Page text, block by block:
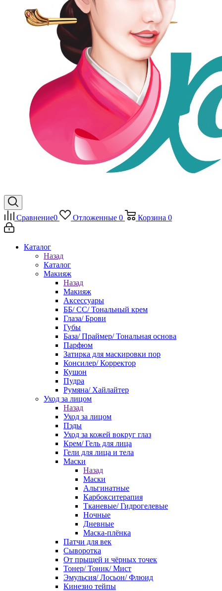
Сравнение0 Отложенные 0 Корзина 0
Каталог
Назад
Каталог
Макияж
Назад
Макияж
Аксессуары
ББ/ СС/ Тональный крем
Глаза/ Брови
Губы
База/ Праймер/ Тональная основа
Парфюм
Затирка для маскировки пор
Консилер/ Корректор
Кушон
Пудра
Румяна/ Хайлайтер
Уход за лицом
Назад
Уход за лицом
Пэды
Уход за кожей вокруг глаз
Крем/ Гель для лица
Гели для лица и тела
Маски
Назад
Маски
Альгинатные
Карбокситерапия
Тканевые/ Гидрогелевые
Ночные
Дневные
Маска-плёнка
Патчи для век
Сыворотка
От прыщей и чёрных точек
Тонер/ Тоник/ Мист
Эмульсия/ Лосьон/ Флюид
Кинезио тейпы